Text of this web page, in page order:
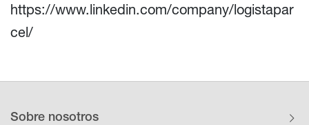
https://www.linkedin.com/company/logistapar
cel/
Sobre nosotros